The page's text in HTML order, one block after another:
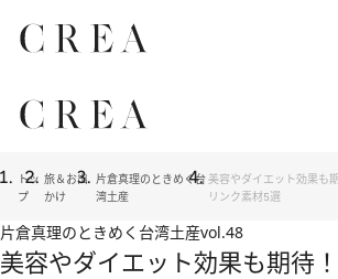
トッ
プ
旅＆お出
かけ
片倉真理のときめく台
湾土産
美容やダイエット効果も
リンク素材5選
片倉真理のときめく台湾土産vol.48
美容やダイエット効果も期待